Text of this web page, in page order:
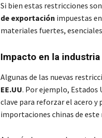
Si bien estas restricciones
de exportación impuestas
materiales fuertes,
Impacto en la
Algunas de las nuevas
EE.UU. Por ejemplo,
clave para reforzar el acero y
importaciones chinas de